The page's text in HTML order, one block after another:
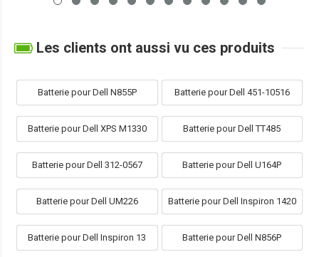
Les clients ont aussi vu ces produits
Batterie pour Dell N855P Batterie pour Dell 451-10516
Batterie pour Dell XPS M1330 Batterie pour Dell TT485
Batterie pour Dell 312-0567 Batterie pour Dell U164P
Batterie pour Dell UM226 Batterie pour Dell Inspiron 1420
Batterie pour Dell Inspiron 13 Batterie pour Dell N856P